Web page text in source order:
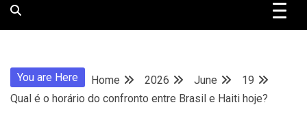
You are Here Home 2026 June
19
Qual é o horário do confronto entre Brasil e Haiti hoje?